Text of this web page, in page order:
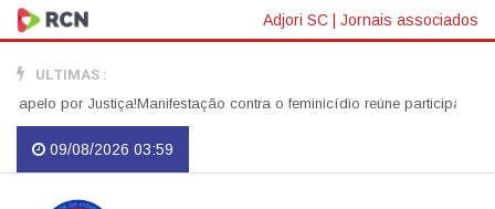
Adjori SC | Jornais associados
ULTIMAS :
por Justiça!Manifestação contra o feminicídio reúne participantes no
09/08/2026 03:59